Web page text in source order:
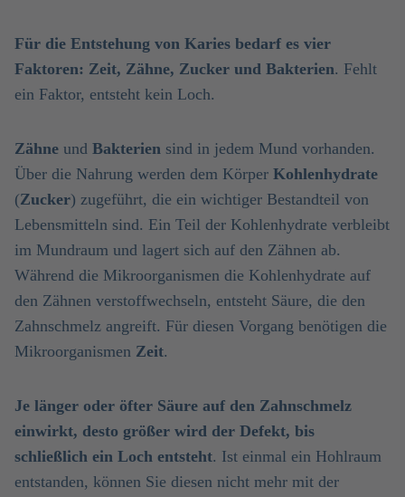
Für die Entstehung von Karies bedarf es vier
Faktoren: Zeit, Zähne, Zucker und Bakterien. Fehlt
ein Faktor, entsteht kein Loch.
Zähne und Bakterien sind in jedem Mund vorhanden.
Über die Nahrung werden dem Körper Kohlenhydrate
(Zucker) zugeführt, die ein wichtiger Bestandteil von
Lebensmitteln sind. Ein Teil der Kohlenhydrate verbleibt
im Mundraum und lagert sich auf den Zähnen ab.
Während die Mikroorganismen die Kohlenhydrate auf
den Zähnen verstoffwechseln, entsteht Säure, die den
Zahnschmelz angreift. Für diesen Vorgang benötigen die
Mikroorganismen Zeit.
Je länger oder öfter Säure auf den Zahnschmelz
einwirkt, desto größer wird der Defekt, bis
schließlich ein Loch entsteht. Ist einmal ein Hohlraum
entstanden, können Sie diesen nicht mehr mit der